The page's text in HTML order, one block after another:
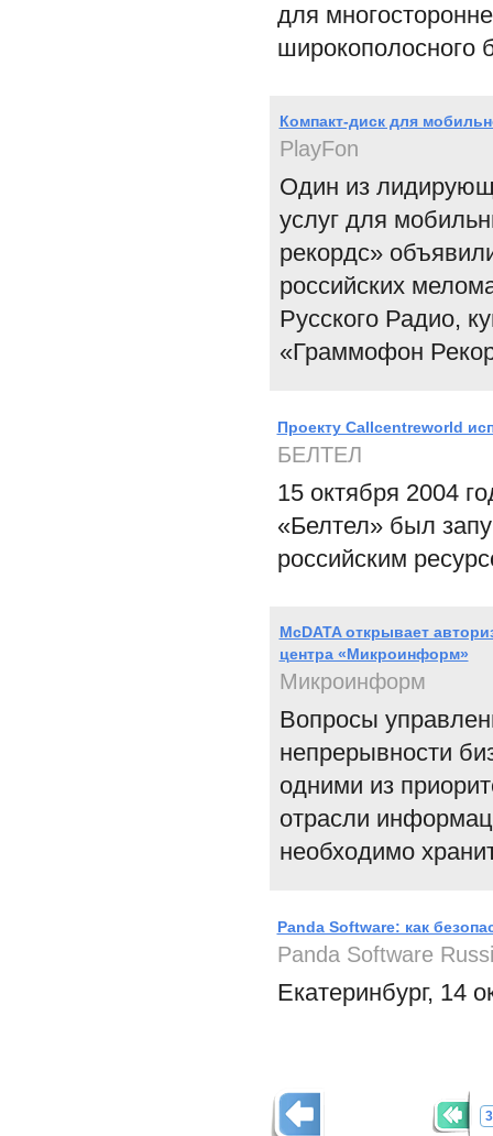
для
широкополосного
Компакт-диск для
PlayFon
Один из
услуг для
рекордс»
российских
Русского Радио,
«Граммофон
Проекту Callcentreworld
БЕЛТЕЛ
15 октября 2004
«Белтел» был
российским
McDATA открывает
центра «Микроинформ»
Микроинформ
Вопросы
непрерывности
одними из
отрасли
необходимо
Panda Software: как
Panda Software
Екатеринбург, 14